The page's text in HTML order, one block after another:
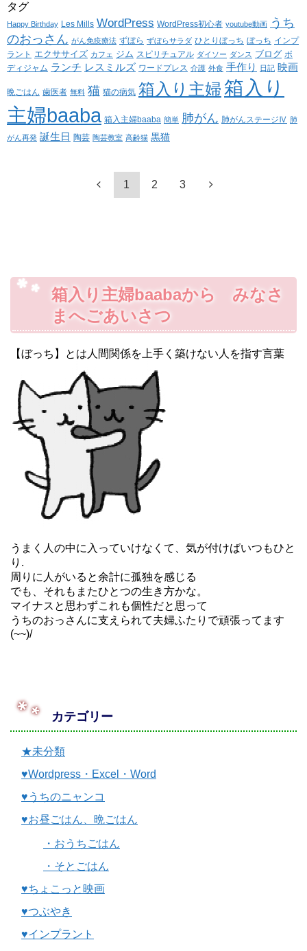
タグ
Happy Birthday Les Mills WordPress WordPress初心者 youtube動画 うち
のおっさん がん免疫療法 ずぼら ずぼらサラダ ひとりぼっち ぼっち インプ
ラント エクササイズ カフェ ジム スピリチュアル ダイソー ダンス ブログ ボ
ディジャム ランチ レスミルズ ワードプレス 介護 外食 手作り 日記 映画
晩ごはん 歯医者 無料 猫 猫の病気 箱入り主婦箱入り
主婦baaba 箱入主婦baaba 簡単 肺がん 肺がんステージⅣ 肺
がん再発 誕生日 陶芸 陶芸教室 高齢猫 黒猫
1 2 3
箱入り主婦baabaから みなさ
まへごあいさつ
【ぼっち】とは人間関係を上手く築けない人を指す言葉
うまく人の中に入っていけなくて、気が付けばいつもひと
り.
周りに人がいると余計に孤独を感じる
でも、それもまたひとつの生き方かな。
マイナスと思わずこれも個性だと思って
うちのおっさんに支えられて夫婦ふたりで頑張ってます
(~~)/
カテゴリー
★未分類
♥Wordpress・Excel・Word
♥うちのニャンコ
♥お昼ごはん、晩ごはん
・おうちごはん
・そとごはん
♥ちょこっと映画
♥つぶやき
♥インプラント